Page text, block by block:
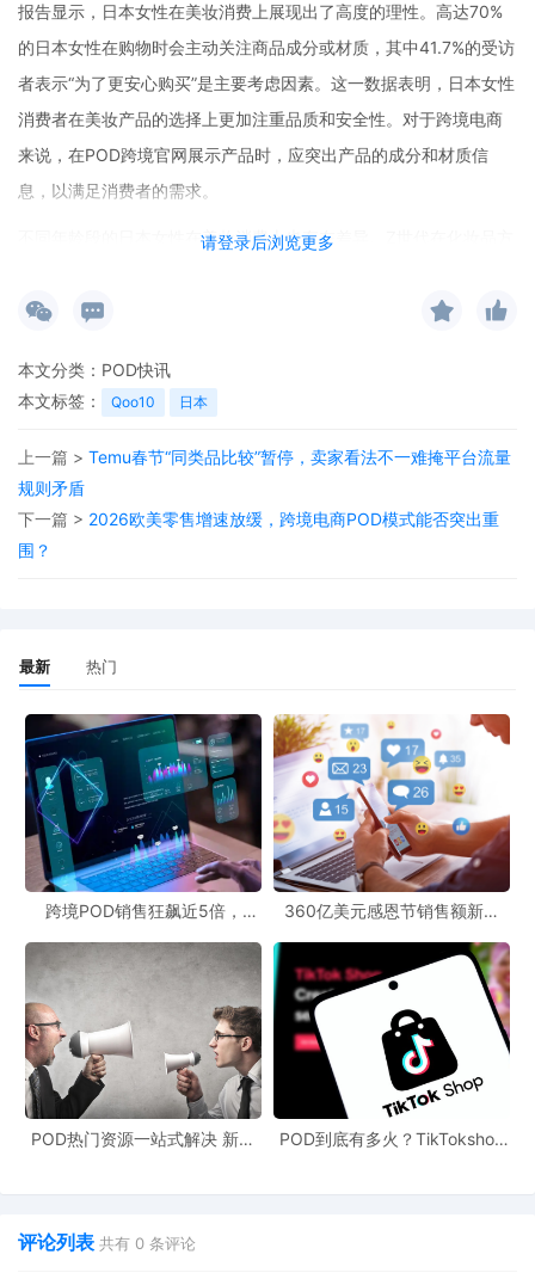
请登录后浏览更多
报告显示，日本女性在美妆消费上展现出了高度的理性。高达70%
的日本女性在购物时会主动关注商品成分或材质，其中41.7%的受访
者表示“为了更安心购买”是主要考虑因素。这一数据表明，日本女性
消费者在美妆产品的选择上更加注重品质和安全性。对于跨境电商
来说，在POD跨境官网展示产品时，应突出产品的成分和材质信
息，以满足消费者的需求。
不同年龄段的日本女性在美妆消费上也存在差异。Z世代在化妆品方
而Y世代则更倾向于在护肤品上投资，平均支出为6230日元，注重
网进行精准的产品推广和营销，针对Z世代强化社交媒体的真实评
价，因为这个年龄段更依赖社交平台获取信息；向Y世代提供经验型
实用信息，满足她们对产品功效的关注。
从购买渠道来看，药妆店仍然是日本女性购买美妆产品的主要渠
道，占比达到87.6%。但电商平台的占比也上升至48.8%，这得益于
此外，消费者对商品评论的关注度也很高，41.4%的消费者在每次购
物时都会查看评论，且好评与差评所占参考权重相当。这意味着跨
境电商在POD跨境官网运营时，要重视客户评价的管理，积极回应
消费者的反馈，提高客户满意度。
在消费结构上，各年龄段女性在“外在美容”（护肤、彩妆）上的月均
支出比“内在美容”（营养、健康）高出1000至2200日元，但内在消
费仍持续增长。这反映出日本女性对美容的需求从单一的外在美向
内外兼修转变。跨境电商可以在POD跨境官网增加“内在美容”产品的
种类和宣传，满足消费者的多元化需求。
总之，了解日本女性美妆消费趋势对于跨境电商在POD跨境官网的
运营和发展至关重要。通过精准的市场定位、个性化的营销和优质
的服务，跨境电商可以在日本美妆市场中获得更大的份额。同时，
这些趋势也为POD文案创作提供了丰富的素材，文案创作者可以根
本文分类： POD快讯
本文标签：
Qoo10 日本
上一篇 > Temu春节“同类品比较”暂停，卖家看法不一难掩平台流量
规则矛盾
下一篇 > 2026欧美零售增速放缓，跨境电商POD模式能否突出重
围？
最新 热门
跨境POD销售狂飙近5倍，
360亿美元感恩节销售额新纪
新风潮！
POD热门资源一站式解决 新手
POD到底有多火？TikTokshop
评论列表 共有 0 条评论